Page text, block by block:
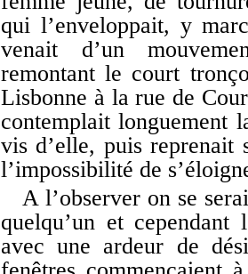
qui l’enveloppait, y
venait d’un
remontant le court
Lisbonne à la rue de
contemplait longuement
vis d’elle, puis reprenait
l’impossibilité de
A l’observer on se
quelqu’un et
avec une ardeur de